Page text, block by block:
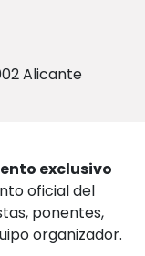
Alicante
exclusivo
oficial del
ponentes,
organizador.